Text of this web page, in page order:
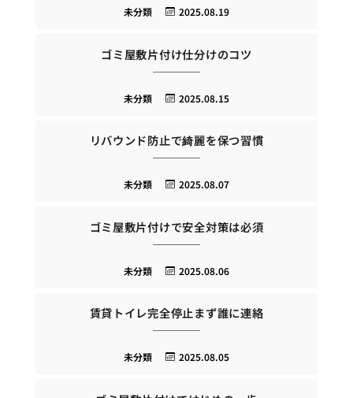
2025.08.19
未分類
ゴミ屋敷片付け仕分けのコツ
2025.08.15
未分類
リバウンド防止で綺麗を保つ習慣
2025.08.07
未分類
ゴミ屋敷片付けで安全対策は必須
2025.08.06
未分類
賃貸トイレ完全停止まず誰に連絡
2025.08.05
未分類